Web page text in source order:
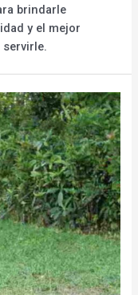
brindarle
y el mejor
servirle.